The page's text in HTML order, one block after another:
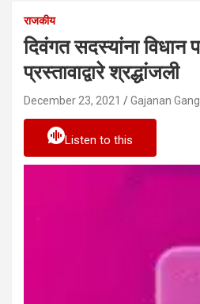
राजकीय
दिवंगत सदस्यांना विधान
प्रस्तावाद्वारे श्रद्धांजली
December 23, 2021 Gajanan
Listen to this